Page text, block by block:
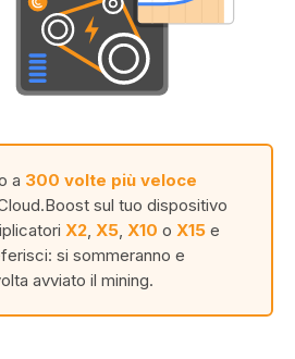
a 300 volte più veloce
sul tuo dispositivo
X2 X5 X10 o X15 e
si sommeranno e
avviato il mining.